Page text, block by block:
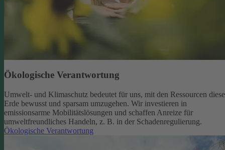
Ökologische Verantwortung
Umwelt- und Klimaschutz bedeutet für uns, mit den Ressourcen
Erde bewusst und sparsam umzugehen. Wir investieren in
emissionsarme Mobilitätslösungen und schaffen Anreize für
umweltfreundliches Handeln, z. B. in der Schadenregulierung.
Ökologische Verantwortung